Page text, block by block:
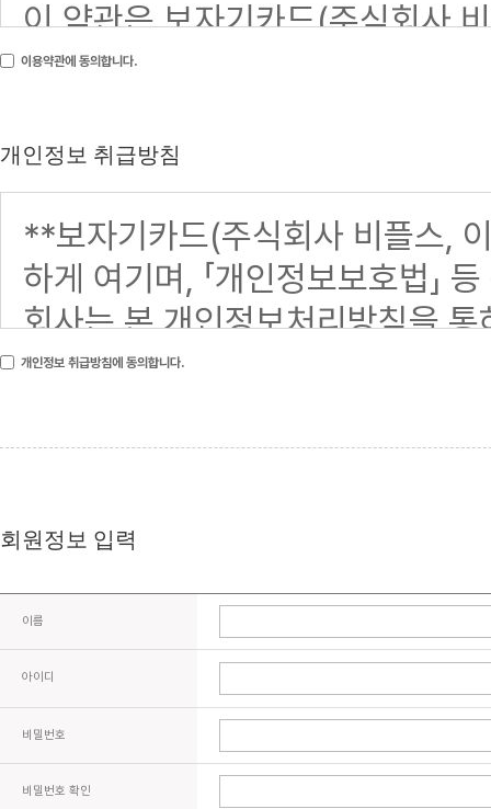
이용약관에 동의합니다.
개인정보 취급방침
개인정보 취급방침에 동의합니다.
회원정보 입력
이름
아이디
비밀번호
비밀번호 확인